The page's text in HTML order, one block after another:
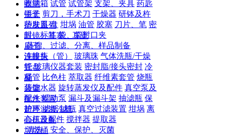
收纳箱 试管 试管架 支架、夹具 药匙
镊子 剪刀，手术刀 干燥器 研钵及杵
蒸发皿 盘 坩埚 油管 胶塞 刀片、笔 密
封、标签 袋、袋封口夹
蒸馏、过滤、分离、样品制备
连接头（管）
玻璃珠 气体洗瓶/干燥
管 玻璃仪器套装 密封脂/接头密封 冷
凝管 比色柱 萃取器 纤维素套管 烧瓶
蒸馏水器 旋转蒸发仪及配件 真空泵及
配件 蠕动泵 漏斗及漏斗架 抽滤瓶 保
护环 滤纸 滤瓶 真空过滤装置 坩埚 离
心机及配件 搅拌器 提取器
清洗、安全、保护、灭菌
面罩
手套
护肤系列
眼镜、耳塞、耳罩
刷子
洗眼瓶
托盘
桶
袋架
排水装置
超声波清洗机
高压设备
垃圾桶